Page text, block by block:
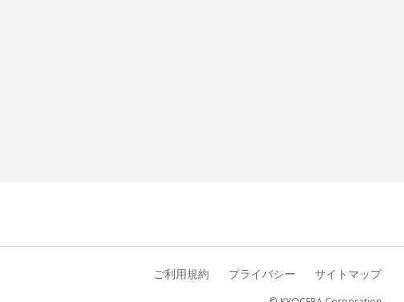
ご利用規約 プライバシー サイトマップ